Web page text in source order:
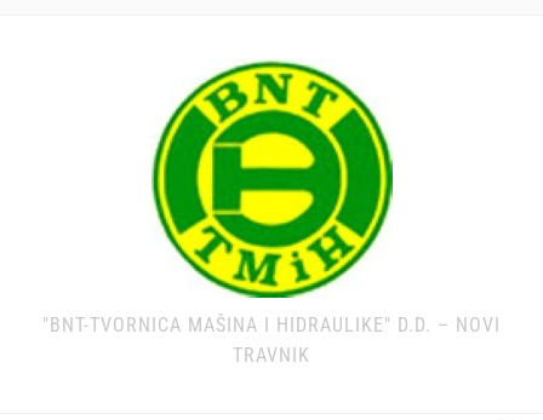
"BNT-TVORNICA MAŠINA I HIDRAULIKE" D.D. – NOVI
TRAVNIK